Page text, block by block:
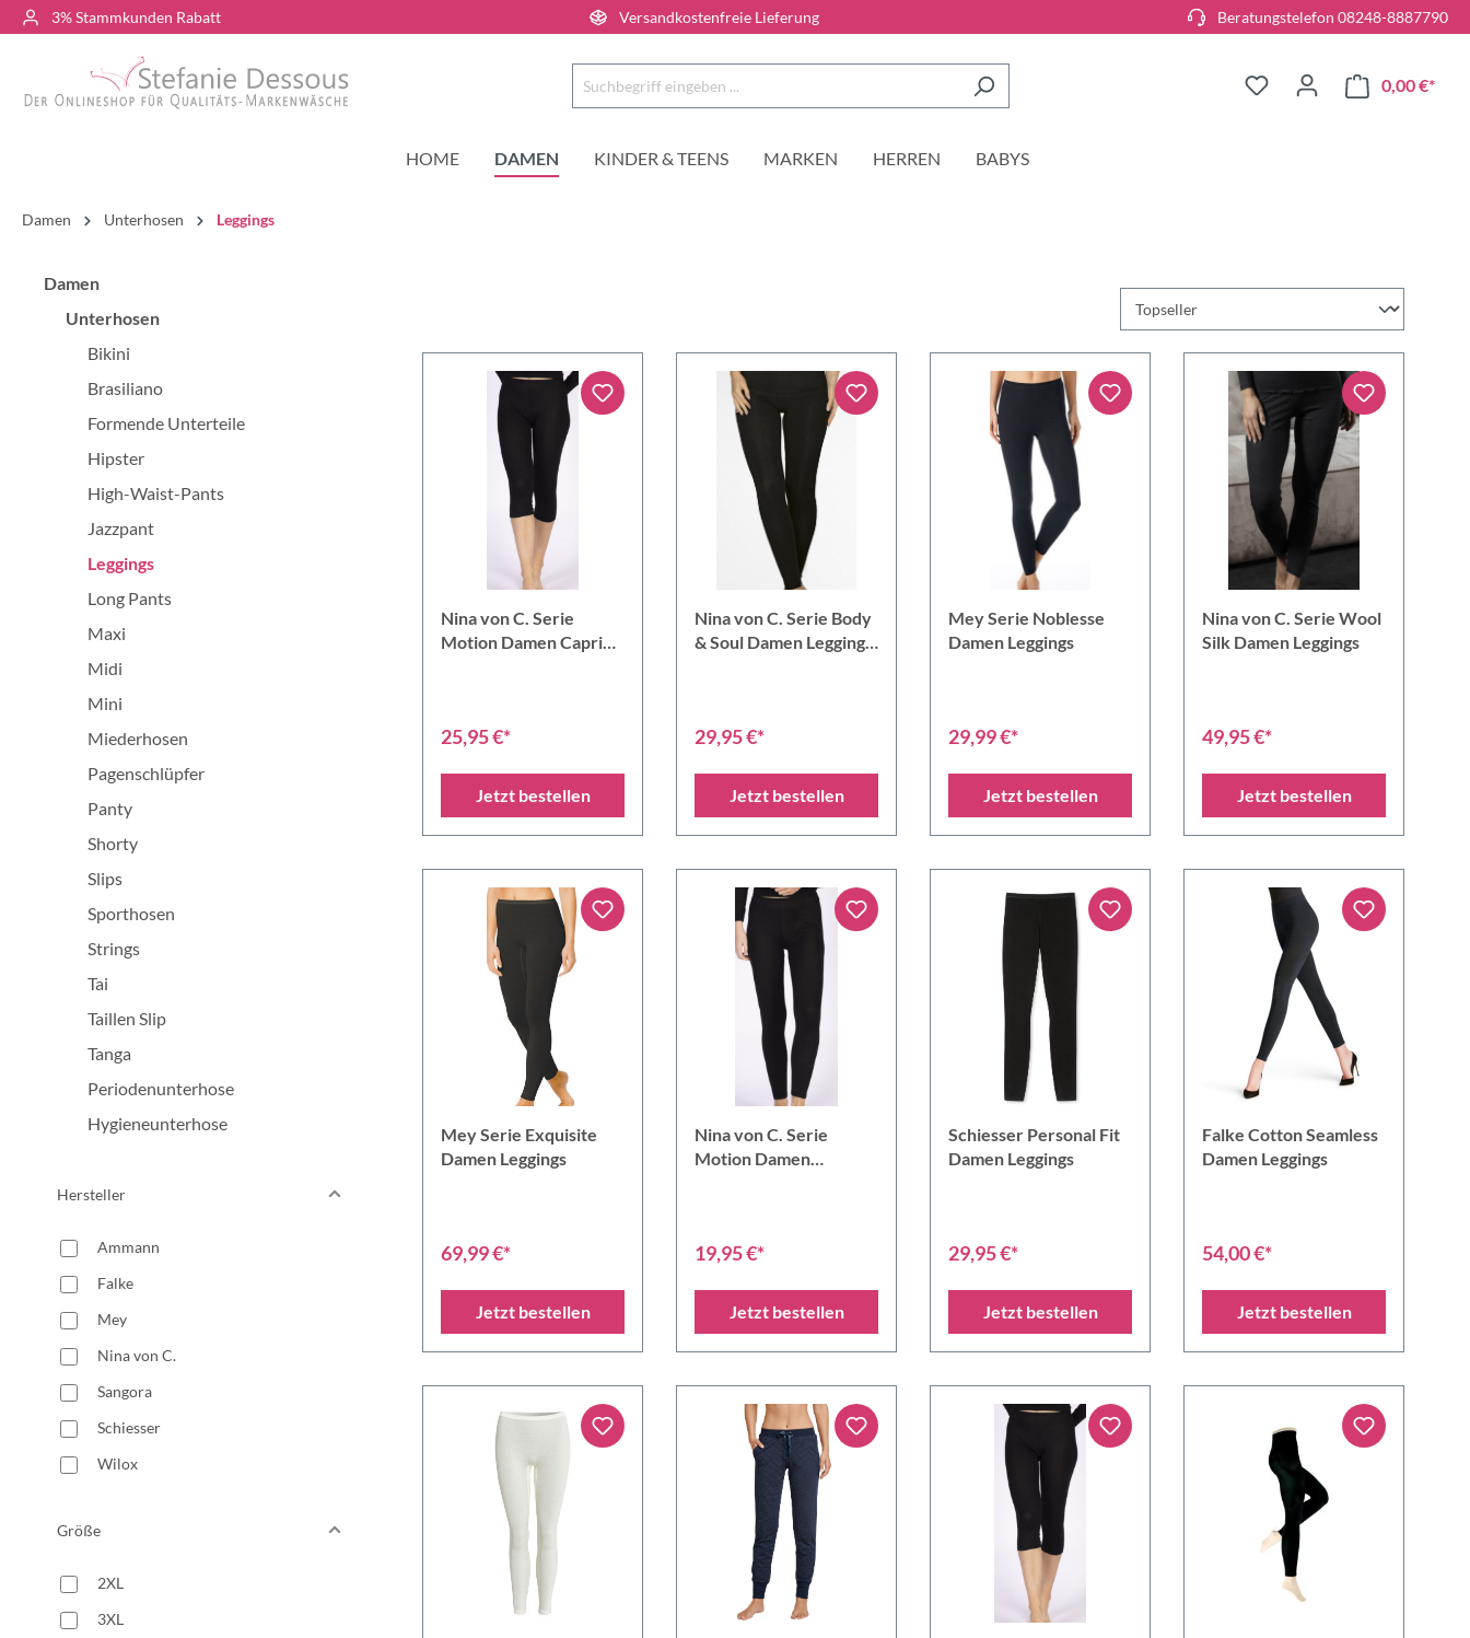
3% Stammkunden Rabatt Versandkostenfreie Lieferung Beratungstelefon 08248-8887790
0,00 €*
HOME DAMEN KINDER & TEENS MARKEN HERREN BABYS
Damen Unterhosen Leggings
Damen
Unterhosen
Bikini
Brasiliano
Formende Unterteile
Hipster
High-Waist-Pants
Jazzpant
Leggings
Long Pants
Maxi
Midi
Mini
Miederhosen
Pagenschlüpfer
Panty
Shorty
Slips
Sporthosen
Strings
Tai
Taillen Slip
Tanga
Periodenunterhose
Hygieneunterhose
Hersteller
Ammann
Falke
Mey
Nina von C.
Sangora
Schiesser
Wilox
Größe
2XL
3XL
Nina von C. Serie
Motion Damen Capri
25,95 €*
Jetzt bestellen
Nina von C. Serie Body
& Soul Damen Leggings
29,95 €*
Jetzt bestellen
Mey Serie Noblesse
Damen Leggings
29,99 €*
Jetzt bestellen
Nina von C. Serie Wool
Silk Damen Leggings
49,95 €*
Jetzt bestellen
Mey Serie Exquisite
Damen Leggings
69,99 €*
Jetzt bestellen
Nina von C. Serie
Motion Damen
19,95 €*
Jetzt bestellen
Schiesser Personal Fit
Damen Leggings
29,95 €*
Jetzt bestellen
Falke Cotton Seamless
Damen Leggings
54,00 €*
Jetzt bestellen